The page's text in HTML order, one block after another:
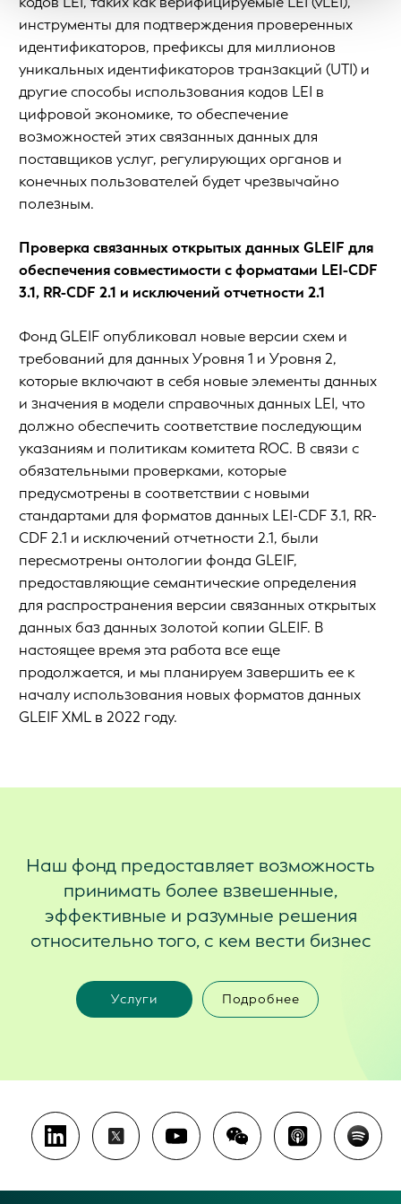
инструменты для подтверждения проверенных
идентификаторов, префиксы для миллионов
уникальных идентификаторов транзакций (UTI) и
другие способы использования кодов LEI в
цифровой экономике, то обеспечение
возможностей этих связанных данных для
поставщиков услуг, регулирующих органов и
конечных пользователей будет чрезвычайно
полезным.
Проверка связанных открытых данных GLEIF для
обеспечения совместимости с форматами LEI-CDF
3.1, RR-CDF 2.1 и исключений отчетности 2.1
Фонд GLEIF опубликовал новые версии схем и
требований для данных Уровня 1 и Уровня 2,
которые включают в себя новые элементы данных
и значения в модели справочных данных LEI, что
должно обеспечить соответствие последующим
указаниям и политикам комитета ROC. В связи с
обязательными проверками, которые
предусмотрены в соответствии с новыми
стандартами для форматов данных LEI-CDF 3.1, RR-
CDF 2.1 и исключений отчетности 2.1, были
пересмотрены онтологии фонда GLEIF,
предоставляющие семантические определения
для распространения версии связанных открытых
данных баз данных золотой копии GLEIF. В
настоящее время эта работа все еще
продолжается, и мы планируем завершить ее к
началу использования новых форматов данных
GLEIF XML в 2022 году.
Наш фонд предоставляет возможность
принимать более взвешенные,
эффективные и разумные решения
относительно того, с кем вести бизнес
Услуги Подробнее